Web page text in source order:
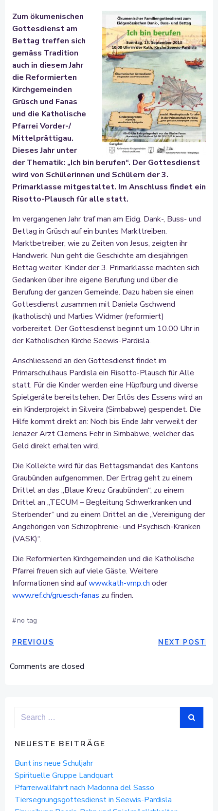
Zum ökumenischen
Gottesdienst am
Bettag treffen sich
gemäss Tradition
auch in diesem Jahr
die Reformierten
Kirchgemeinden
Grüsch und Fanas
und die Katholische
Pfarrei Vorder-/
Mittelprättigau.
Dieses Jahr unter
der Thematik: „Ich bin berufen“. Der Gottesdienst
wird von Schülerinnen und Schülern der 3.
Primarklasse mitgestaltet. Im Anschluss findet ein
Risotto-Plausch für alle statt.
Im vergangenen Jahr traf man am Eidg. Dank-, Buss- und
Bettag in Grüsch auf ein buntes Markttreiben.
Marktbetreiber, wie zu Zeiten von Jesus, zeigten ihr
Handwerk. Nun geht die Geschichte am diesjährigen
Bettag weiter. Kinder der 3. Primarklasse machten sich
Gedanken über ihre eigene Berufung und über die
Berufung der ganzen Gemeinde. Dazu haben sie einen
Gottesdienst zusammen mit Daniela Gschwend
(katholisch) und Marlies Widmer (reformiert)
vorbereitet. Der Gottesdienst beginnt um 10.00 Uhr in
der Katholischen Kirche Seewis-Pardisla.
Anschliessend an den Gottesdienst findet im
Primarschulhaus Pardisla ein Risotto-Plausch für Alle
statt. Für die Kinder werden eine Hüpfburg und diverse
Spielgeräte bereitstehen. Der Erlös des Essens wird an
ein Kinderprojekt in Silveira (Simbabwe) gespendet. Die
Hilfe kommt direkt an: Noch bis Ende Jahr verweilt der
Jenazer Arzt Clemens Fehr in Simbabwe, welcher das
Geld direkt erhalten wird.
Die Kollekte wird für das Bettagsmandat des Kantons
Graubünden aufgenommen. Der Ertrag geht zu einem
Drittel an das „Blaue Kreuz Graubünden“, zu einem
Drittel an „TECUM – Begleitung Schwerkranken und
Sterbender“ und zu einem Drittel an die „Vereinigung der
Angehörigen von Schizophrenie- und Psychisch-Kranken
(VASK)“.
Die Reformierten Kirchgemeinden und die Katholische
Pfarrei freuen sich auf viele Gäste. Weitere
Informationen sind aufwww.kath-vmp.ch oder
www.ref.ch/gruesch-fanas zu finden.
#no tag
POST
NAVIGATION
PREVIOUS
POSTNEXT POST
Comments are closed
Search
NEUESTE BEITRÄGE
Bunt ins neue Schuljahr
Spirituelle Gruppe Landquart
Pfarreiwallfahrt nach Madonna del Sasso
Tiersegnungsgottesdienst in Seewis-Pardisla